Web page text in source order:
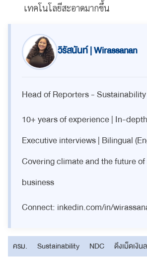
เทคโนโลยีสะอาดมากขึ้น
วิรัสนันท์ | Wirassanan
Head of Reporters - Sustainability
10+ years of experience | In-
Executive interviews | Bilingual
Covering climate and the future
business
Connect: inkedin.com/in/
ครม. Sustainability NDC ดึงเม็ดเงิน